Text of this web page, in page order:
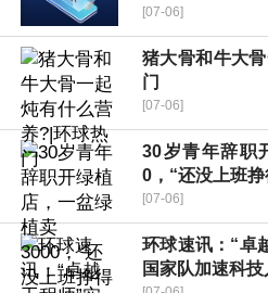
[07-06]
猪大骨和牛大
门
[07-06]
30岁青年辞职
0，“还没上班
[07-06]
环球速讯：“卓
国家队加速科